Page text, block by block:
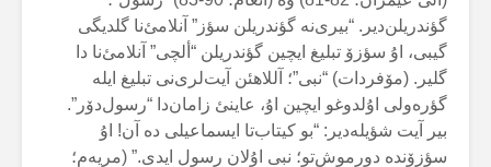
گؤندریلن‌دیر. “بیری‌نە گؤندریلن سؤز” آنلامئ‌نا گلدیگی
گیبی، اۇ سؤزۆ تبلیغ ایچین گؤندریلن “ألچی” آنلامئ‌نا دا
گلیر. (مۆفردات) “نبی”؛ آللاهئن آیت‌لری‌نی تبلیغ ایلە
گؤرەولی اۇلدوغو ایچین اۇ، عاینئ زامان‌دا “رسول‌دۆر”.
بیر آیت شؤیلەدیر: “بو کیتاب‌تا ایسماعیلی دە آن! اۇ
سؤزۆندە دورموش‌تو؛ نبی اۇلان رسول ایدی.” (مریەم؛